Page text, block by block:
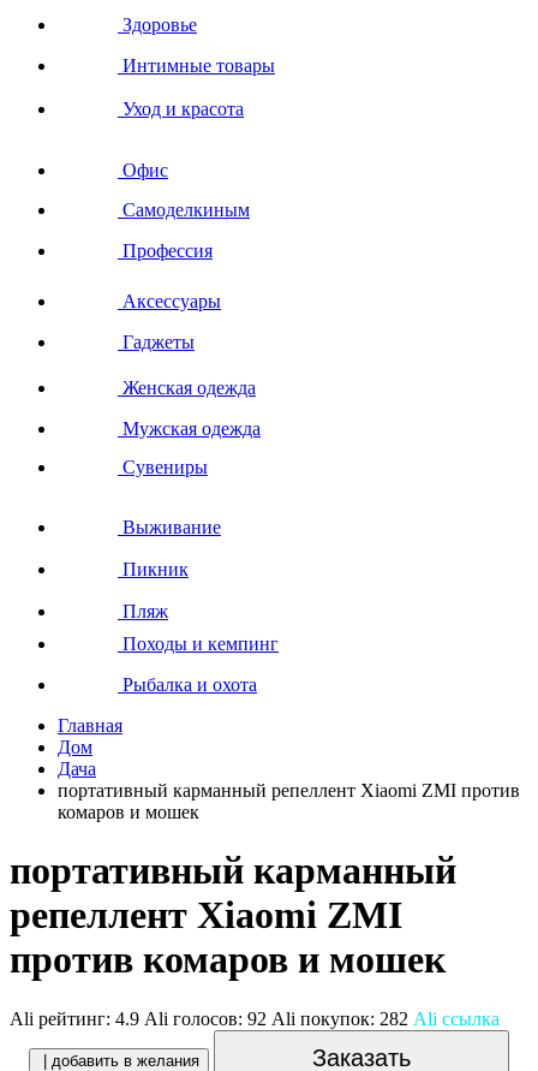
Здоровье
Интимные товары
Уход и красота
Офис
Самоделкиным
Профессия
Аксессуары
Гаджеты
Женская одежда
Мужская одежда
Сувениры
Выживание
Пикник
Пляж
Походы и кемпинг
Рыбалка и охота
Главная
Дом
Дача
портативный карманный репеллент Xiaomi ZMI против
комаров и мошек
портативный карманный
репеллент Xiaomi ZMI
против комаров и мошек
Ali рейтинг: 4.9 Ali голосов: 92 Ali покупок: 282 Ali ссылка
| добавить в желания Заказать